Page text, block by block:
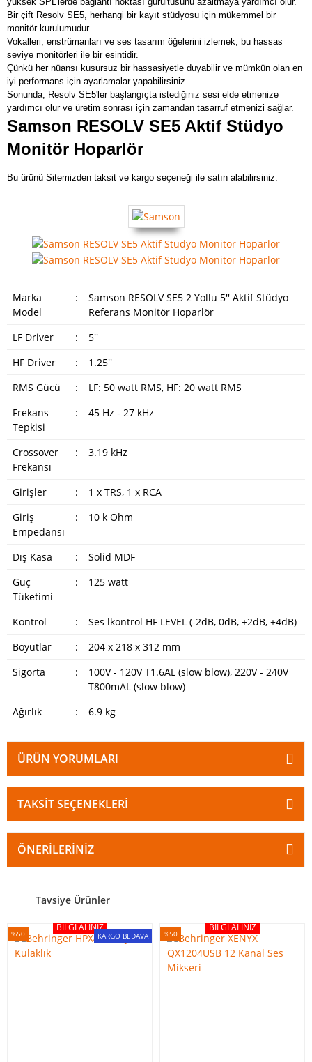
Bir çift Resolv SE5, herhangi bir kayıt stüdyosu için mükemmel bir
monitör kurulumudur.
Vokalleri, enstrümanları ve ses tasarım öğelerini izlemek, bu hassas
seviye monitörleri ile bir esintidir.
Çünkü her nüansı kusursuz bir hassasiyetle duyabilir ve mümkün olan en
iyi performans için ayarlamalar yapabilirsiniz.
Sonunda, Resolv SE5'ler başlangıçta istediğiniz sesi elde etmenize
yardımcı olur ve üretim sonrası için zamandan tasarruf etmenizi sağlar.
Samson RESOLV SE5 Aktif Stüdyo
Monitör Hoparlör
Bu ürünü Sitemizden taksit ve kargo seçeneği ile satın alabilirsiniz.
Marka
Model
:
Samson RESOLV SE5 2 Yollu 5'' Aktif Stüdyo
Referans Monitör Hoparlör
LF Driver
:
5''
HF Driver
:
1.25''
RMS Gücü
:
LF: 50 watt RMS, HF: 20 watt RMS
Frekans
Tepkisi
: 45 Hz - 27 kHz
Crossover
Frekansı
: 3.19 kHz
Girişler :
1 x TRS, 1 x RCA
Giriş
Empedansı
: 10 k Ohm
Dış Kasa :
Solid MDF
Güç
Tüketimi
: 125 watt
Kontrol :
Ses lkontrol HF LEVEL (-2dB, 0dB, +2dB, +4dB)
Boyutlar
:
204 x 218 x 312 mm
Sigorta
:
100V - 120V T1.6AL (slow blow), 220V - 240V
T800mAL (slow blow)
Ağırlık
: 6.9 kg
ÜRÜN YORUMLARI
TAKSIT SEÇENEKLERI
ÖNERILERINIZ
Tavsiye Ürünler
KARGO BEDAVA
BILGI ALINIZ
%50
BILGI ALINIZ
%50